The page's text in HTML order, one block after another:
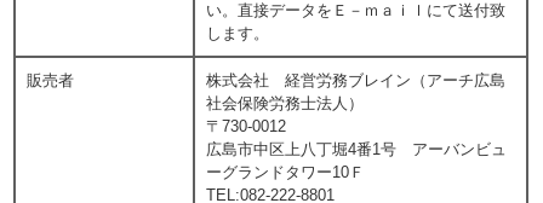
い。直接データをＥ－ｍａｉｌにて送付致
します。
販売者
株式会社 経営労務ブレイン（アーチ広島
社会保険労務士法人）
〒730-0012
広島市中区上八丁堀4番1号 アーバンビュ
ーグランドタワー10Ｆ
TEL:082-222-8801